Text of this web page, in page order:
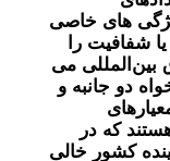
های خاصی
شفافیت را
بین‌المللی می
دو جانبه و
که در
کشور خالی